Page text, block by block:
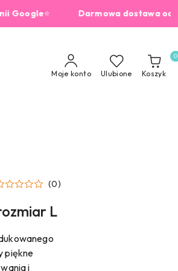
⭐Darmowa dostawa od 229zł
Moje konto Ulubione Koszyk
0
(0)
L
piękne
i